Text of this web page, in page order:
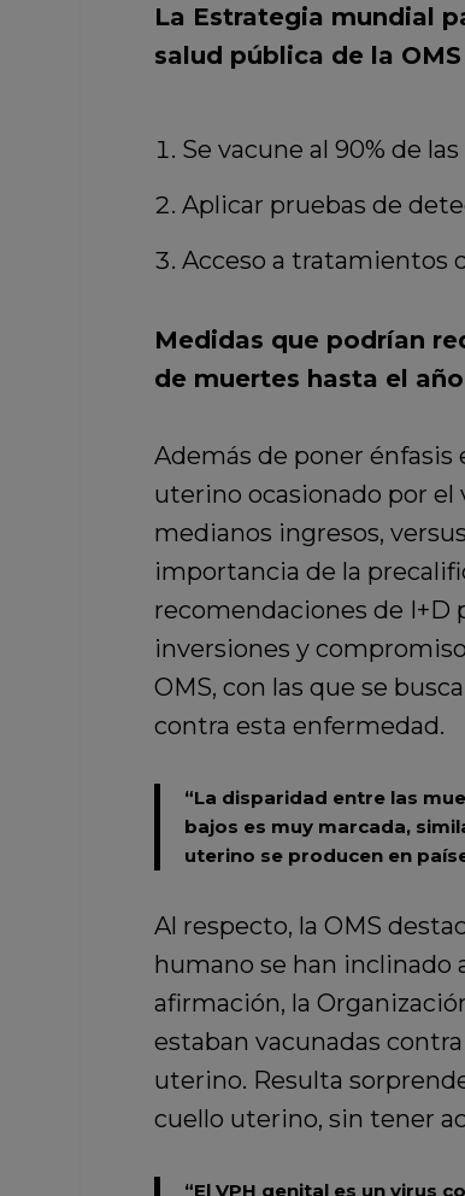
La Estrategia mundial
salud pública de la
Se vacune al 90% de
Aplicar pruebas de
Acceso a tratamientos
Medidas que podrían
de muertes hasta el
Además de poner
uterino ocasionado por el
medianos ingresos,
importancia de la
recomendaciones de I+D
inversiones y
OMS, con las que se
contra esta enfermedad.
“La disparidad entre las
bajos es muy marcada,
uterino se producen en
Al respecto, la OMS
humano se han inclinado
afirmación, la
estaban vacunadas
uterino. Resulta
cuello uterino, sin tener
“El VPH genital es un virus